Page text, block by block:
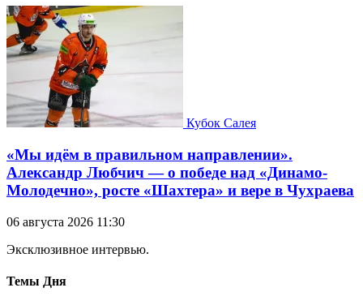
Кубок Салея
«Мы идём в правильном направлении».
Александр Любчич — о победе над «Динамо-
Молодечно», росте «Шахтера» и вере в Чухраева
06 августа 2026 11:30
Эксклюзивное интервью.
Темы Дня